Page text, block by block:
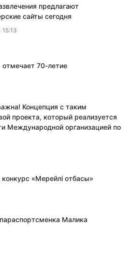
предлагают
сайты сегодня
15:13
отмечает 70-летие
Концепция с таким
проекта, который реализуется
Международной организацией по
«Мерейлi отбасы»
Малика